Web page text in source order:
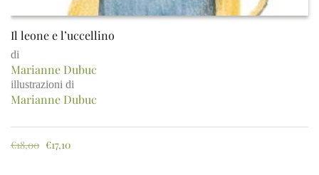
Il leone e l’uccellino
di
Marianne Dubuc
illustrazioni di
Marianne Dubuc
€18,00 €17,10